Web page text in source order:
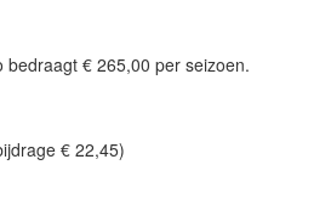
€ 265,00 per seizoen.
€ 22,45)